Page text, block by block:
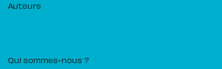
Auteurs
Qui sommes-nous ?